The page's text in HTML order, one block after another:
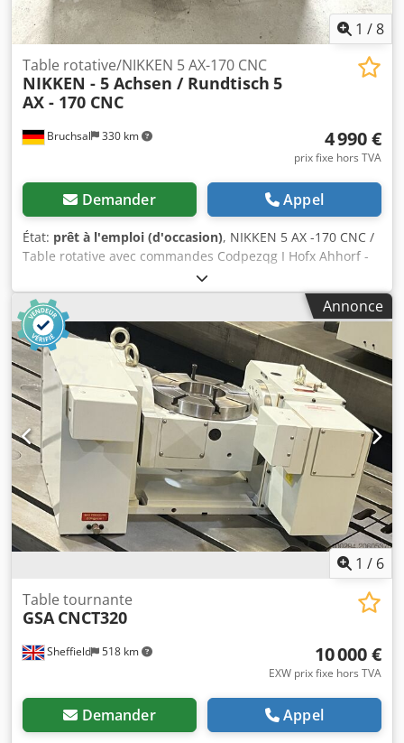
1 /8
Bruchsal 330 km
Table rotative/NIKKEN 5 AX-170 CNC
NIKKEN - 5 Achsen / Rundtisch 5
AX - 170 CNC
4 990 €
prix fixe hors TVA
Demander Appel
État: prêt à l'emploi (d'occasion), NIKKEN 5 AX -170 CNC /
Table rotative avec commandes Codpezqg I Hofx Ahhorf -
TYPE : Table à 5 axes - AX 170 CNC / Table rotative -Le
NIKKEN / 5 AX -170 est une table CNC compacte et robuste,
conçue pour des opérations de perçage et de fraisage de
précision dans les domaines de l’usinage à 4 et 5 axes. -
Documentation complète fournie -État général soigné
Dimensions : L x l x h : 780 x 340 x 280 mm Erreurs et
omissions réservées.
Annonce
1 / 6
Sheffield 518 km
Table tournante
GSA CNCT320
10 000 €
EXW prix fixe hors TVA
Demander Appel